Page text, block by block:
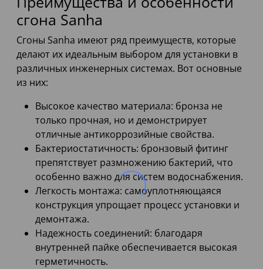
сгона Sanha
Сгоны Sanha имеют ряд преимуществ, которые
делают их идеальным выбором для установки в
различных инженерных системах. Вот основные
из них:
Высокое качество материала: бронза не
только прочная, но и демонстрирует
отличные антикоррозийные свойства.
Бактериостатичность: бронзовый фитинг
препятствует размножению бактерий, что
особенно важно для систем водоснабжения.
Легкость монтажа: самоуплотняющаяся
конструкция упрощает процесс установки и
демонтажа.
Надежность соединений: благодаря
внутренней пайке обеспечивается высокая
герметичность.